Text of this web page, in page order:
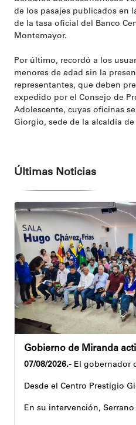
de los pasajes publicados en
de la tasa oficial del Banco
Montemayor.
Por último, recordó a los
menores de edad sin la
representantes, que deben
expedido por el Consejo de
Adolescente, cuyas oficinas
Giorgio, sede de la alcaldía
Últimas Noticias
07/08/2026.- El gobernador
Desde el Centro Prestigio
En su intervención,